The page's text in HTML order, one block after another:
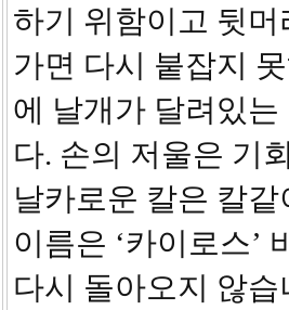
하기 위함이고 뒷머
가면 다시 붙잡지
에 날개가 달려있
다. 손의 저울은 기
날카로운 칼은 칼
이름은 ‘카이로스’
다시 돌아오지 않